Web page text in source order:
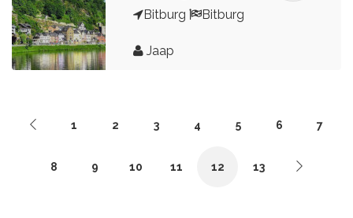
Bitburg
Bitburg
Jaap
1 2 3 4 5 6 7
8 9 10 11 12 13